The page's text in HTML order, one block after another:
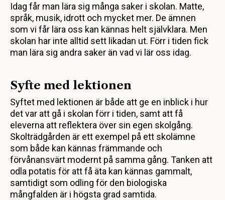
Idag får man lära sig många saker i skolan. Matte,
språk, musik, idrott och mycket mer. De ämnen
som vi får lära oss kan kännas helt självklara. Men
skolan har inte alltid sett likadan ut. Förr i tiden fick
man lära sig andra saker än vad vi lär oss idag.
Syfte med lektionen
Syftet med lektionen är både att ge en inblick i hur
det var att gå i skolan förr i tiden, samt att få
eleverna att reflektera över sin egen skolgång.
Skolträdgården är ett exempel på ett skolämne
som både kan kännas främmande och
förvånansvärt modernt på samma gång. Tanken att
odla potatis för att få äta kan kännas gammalt,
samtidigt som odling för den biologiska
mångfalden är i högsta grad samtida.